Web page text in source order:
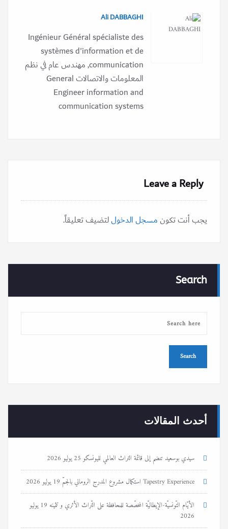
Ali DABBAGHI
Ingénieur Général spécialiste des
systèmes d'information et de
communication, مهندس عام في نظم
المعلومات والاتصالات General
Engineer information and
communication systems
Leave a Reply
يجب أنت تكونمسجل الدخوللتضيف تعليقاً.
Search
أحدث المقالات
سيدي بوسعيد تنضم إلى قائمة التراث العالمي لليونسكو25 يوليو 2026
Tapestry Experience استكمال مشروع المدرج الروماني بالجمّ
19 يوليو 2026
الأيّام التّونسيّة-الإيطاليّة المخصّصة للمحافظة على التّراث الأثري و تثمينه
19 يوليو
2026